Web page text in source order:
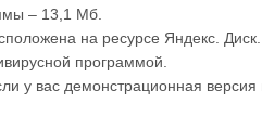
– 13,1 Мб.
на ресурсе Яндекс. Диск.
программой.
у вас демонстрационная